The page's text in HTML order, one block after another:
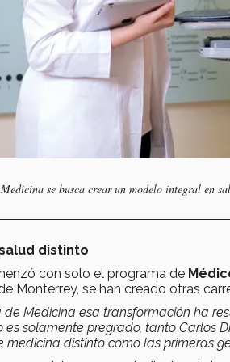
se busca crear un modelo integral en
distinto
con solo el programa de
Monterrey, se han creado otras
de Medicina esa transformación ha
es solamente pregrado, tanto Carlos
medicina distinto como las primeras